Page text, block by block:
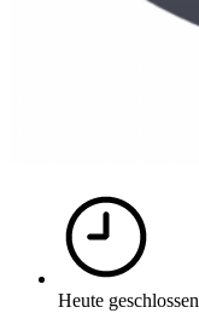
Heute geschlossen